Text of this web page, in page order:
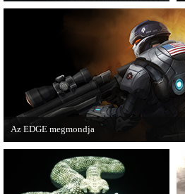
Már elérhető a Need for Speed Most
Wanted első nagyobb kiegészítő
Az EDGE megmondja
Az egyik leghíresebb játékmagazin, az
voltak idén a legjobb játékok.